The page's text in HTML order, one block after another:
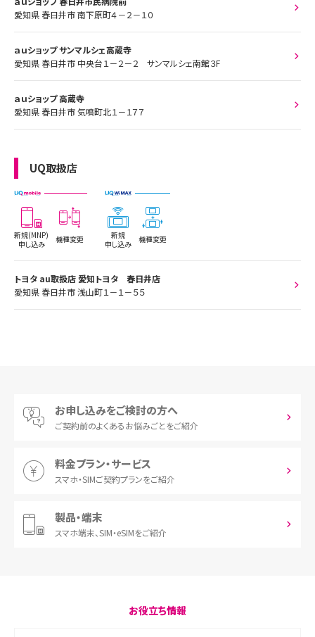
愛知県 春日井市 南下原町４－２－１０
ａｕショップ サンマルシェ高蔵寺
愛知県 春日井市 中央台１－２－２ サンマルシェ南館３F
ａｕショップ 高蔵寺
愛知県 春日井市 気噴町北１－１７７
UQ取扱店
新規(MNP)
申し込み
機種変更
新規
申し込み
機種変更
トヨタ au取扱店 愛知トヨタ 春日井店
愛知県 春日井市 浅山町１－１－５５
お申し込みをご検討の方へ
ご契約前のよくあるお悩みごとをご紹介
料金プラン・サービス
スマホ・SIMご契約プランをご紹介
製品・端末
スマホ端末、SIM・eSIMをご紹介
お役立ち情報